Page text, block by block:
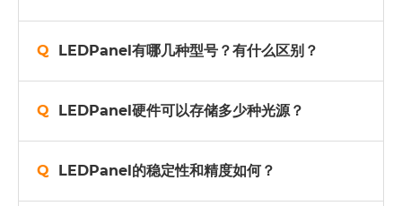
LEDPanel有哪几种型号？有什么区别？
LEDPanel硬件可以存储多少种光源？
LEDPanel的稳定性和精度如何？